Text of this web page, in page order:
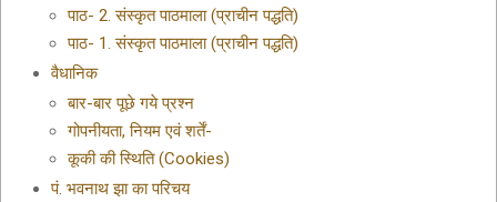
पाठ- 2. संस्कृत पाठमाला (प्राचीन पद्धति)
पाठ- 1. संस्कृत पाठमाला (प्राचीन पद्धति)
वैधानिक
बार-बार पूछे गये प्रश्न
गोपनीयता, नियम एवं शर्तें-
कूकी की स्थिति (Cookies)
पं. भवनाथ झा का परिचय